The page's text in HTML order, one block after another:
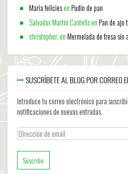
Maria feliciesenPudin de pan
Salvador Martín CastellsenPan de ajo
christopher.enMermelada de fresa sin
SUSCRÍBETE AL BLOG POR CORREO
Introduce tu correo electrónico para
notificaciones de nuevas entradas.
Dirección
de
email